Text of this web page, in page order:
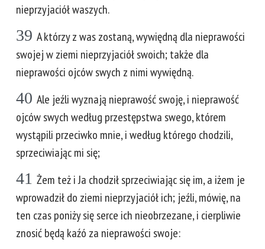
nieprzyjaciół waszych.
39 A którzy z was zostaną, wywiędną dla nieprawości
swojej w ziemi nieprzyjaciół swoich; także dla
nieprawości ojców swych z nimi wywiędną.
40 Ale jeźli wyznają nieprawość swoję, i nieprawość
ojców swych według przestępstwa swego, którem
wystąpili przeciwko mnie, i według którego chodzili,
sprzeciwiając mi się;
41 Żem też i Ja chodził sprzeciwiając się im, a iżem je
wprowadził do ziemi nieprzyjaciół ich; jeźli, mówię, na
ten czas poniży się serce ich nieobrzezane, i cierpliwie
znosić będą kaźó za nieprawości swoje: